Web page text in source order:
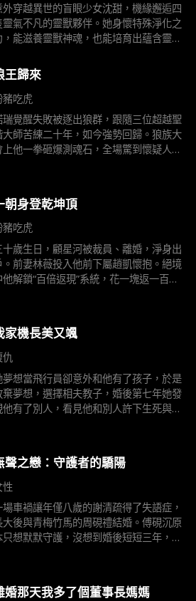
外穿越異世的盲眼少女沈甜，機緣邂逅四
靈氣不凡的靈獸夥伴。她身懷特殊淨化之
，能滋養靈獸神魂，也能培育出蘊含靈氣
踏入仙門試煉，一路打破旁人的偏見與
:疑。隱居荒山開荒種地，收穫暖心師兄
姐與隨性師傅的守護相伴。暗處潛藏
王歸來
豬吃虎
瑞覺醒失敗被逐出狼群，跟隨三位超越聖
大師苦練二十年，如今強勢回歸。狼族大
上他一拳砸爆測魂石，全場驚到懷疑人
祖轟穿七堵牆，震懾全場。但他沒有時間享
受榮耀，因為母親倒在病榻上，氣息微
朝身登乾坤頂
豬吃虎
十歲生日，顧星河被裁員、離婚，淨身出
。前妻林薇投入他前下屬趙凱懷抱。絕境
他解鎖“百倍返現”系統，花一塊返一百。
竊取他科研成果的趙凱逐出局。系統收回
現時，他已憑自身能力積累三千
家機長美又颯
仇
夢想當飛行員卻意外和他有了孩子，於是
棄夢想，選擇相夫教子，婚後第七年她發
他有了別人，看見他和別人許下生死與共
聲之戀：守護者的驕陽
性
場車禍讓年僅八歲的謝清疏得了失語症，
大後與青梅竹馬的周硯禮結婚。傅硯沉原
只想默默守護，沒想到婚後短短三年，周
婚那天我多了個董事長媽媽